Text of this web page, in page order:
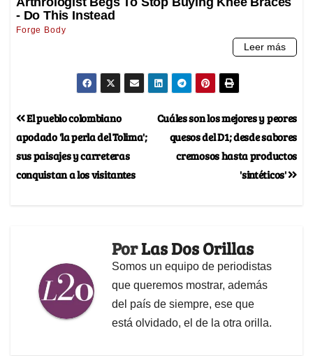
Cuáles son los mejores y peores
quesos del D1; desde sabores
cremosos hasta productos
'sintéticos'
El pueblo colombiano
apodado 'la perla del Tolima';
sus paisajes y carreteras
conquistan a los visitantes
PorLas Dos Orillas
Somos un equipo de periodistas
que queremos mostrar, además
del país de siempre, ese que
está olvidado, el de la otra orilla.